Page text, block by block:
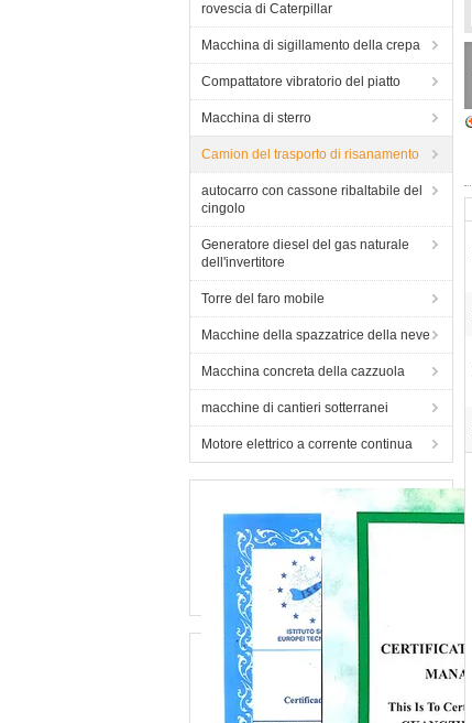
rovescia di Caterpillar
Macchina di sigillamento della crepa
Compattatore vibratorio del piatto
Macchina di sterro
Camion del trasporto di risanamento
autocarro con cassone ribaltabile del
cingolo
Generatore diesel del gas naturale
dell'invertitore
Torre del faro mobile
Macchine della spazzatrice della neve
Macchina concreta della cazzuola
macchine di cantieri sotterranei
Motore elettrico a corrente continua